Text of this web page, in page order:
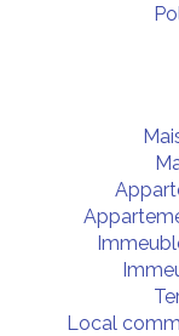
Local